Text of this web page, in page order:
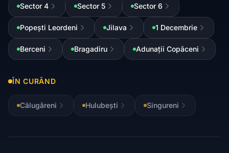
Sector 4 Sector 5 Sector 6
Popești Leordeni Jilava 1 Decembrie
Berceni Bragadiru Adunații Copăceni
ÎN CURÂND
Călugăreni Hulubești Singureni